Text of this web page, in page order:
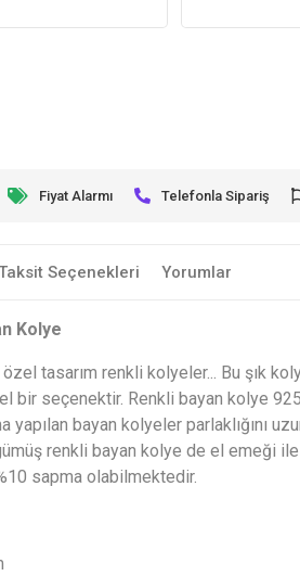
Fiyat Alarmı Telefonla Sipariş
Seçenekleri Yorumlar
Kolye
tasarım renkli kolyeler... Bu şık
seçenektir. Renkli bayan kolye
bayan kolyeler parlaklığını
renkli bayan kolye de el emeği
sapma olabilmektedir.